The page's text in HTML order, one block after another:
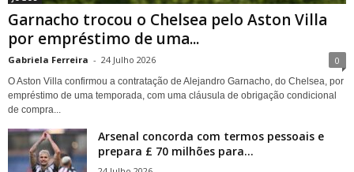
Garnacho trocou o Chelsea pelo Aston Villa
por empréstimo de uma...
Gabriela Ferreira - 24 Julho 2026 0
O Aston Villa confirmou a contratação de Alejandro Garnacho, do Chelsea, por
empréstimo de uma temporada, com uma cláusula de obrigação condicional
de compra...
Arsenal concorda com termos pessoais e
prepara £ 70 milhões para...